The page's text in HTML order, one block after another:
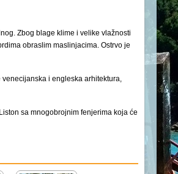
Zbog blage klime i velike vlažnosti
obraslim maslinjacima. Ostrvo je
i engleska arhitektura,
sa mnogobrojnim fenjerima koja će